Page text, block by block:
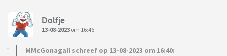
Dolfje
13-08-2023 om 16:46
MMcGonagall schreef op 13-08-2023 om 16:40: